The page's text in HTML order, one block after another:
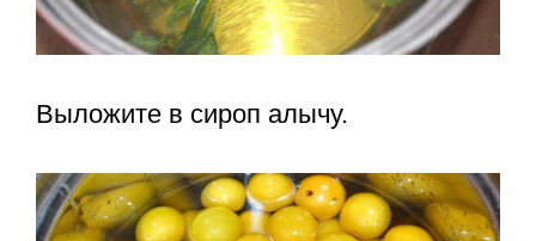
Выложите в сироп алычу.